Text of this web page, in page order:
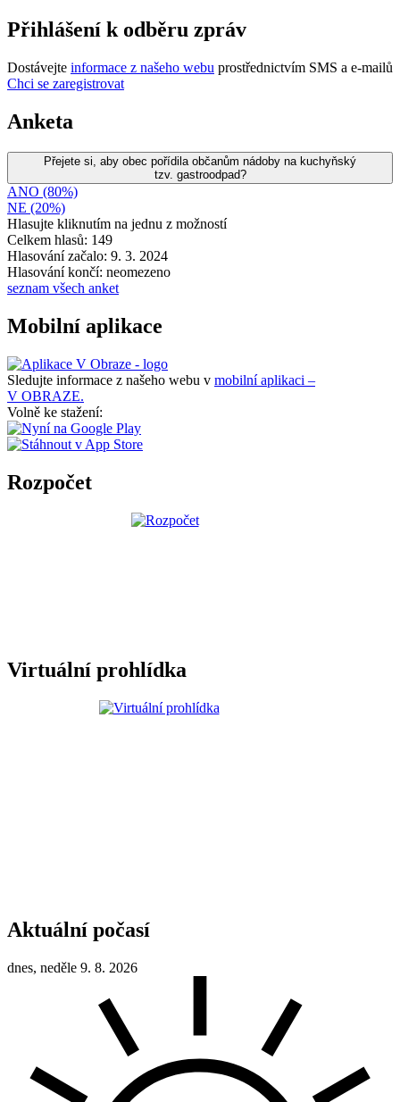
Přihlášení k odběru zpráv
Dostávejte informace z našeho webu prostřednictvím SMS a e-mailů
Chci se zaregistrovat
Anketa
Přejete si, aby obec pořídila občanům nádoby na kuchyňský
tzv. gastroodpad?
ANO (80%)
NE (20%)
Hlasujte kliknutím na jednu z možností
Celkem hlasů: 149
Hlasování začalo: 9. 3. 2024
Hlasování končí: neomezeno
seznam všech anket
Mobilní aplikace
Sledujte informace z našeho webu v mobilní aplikaci –
V OBRAZE.
Volně ke stažení:
Rozpočet
Virtuální prohlídka
Aktuální počasí
dnes, neděle 9. 8. 2026